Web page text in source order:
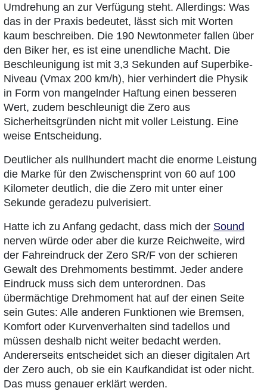
Umdrehung an zur Verfügung steht. Allerdings: Was
das in der Praxis bedeutet, lässt sich mit Worten
kaum beschreiben. Die 190 Newtonmeter fallen über
den Biker her, es ist eine unendliche Macht. Die
Beschleunigung ist mit 3,3 Sekunden auf Superbike-
Niveau (Vmax 200 km/h), hier verhindert die Physik
in Form von mangelnder Haftung einen besseren
Wert, zudem beschleunigt die Zero aus
Sicherheitsgründen nicht mit voller Leistung. Eine
weise Entscheidung.
Deutlicher als nullhundert macht die enorme Leistung
die Marke für den Zwischensprint von 60 auf 100
Kilometer deutlich, die die Zero mit unter einer
Sekunde geradezu pulverisiert.
Hatte ich zu Anfang gedacht, dass mich der Sound
nerven würde oder aber die kurze Reichweite, wird
der Fahreindruck der Zero SR/F von der schieren
Gewalt des Drehmoments bestimmt. Jeder andere
Eindruck muss sich dem unterordnen. Das
übermächtige Drehmoment hat auf der einen Seite
sein Gutes: Alle anderen Funktionen wie Bremsen,
Komfort oder Kurvenverhalten sind tadellos und
müssen deshalb nicht weiter bedacht werden.
Andererseits entscheidet sich an dieser digitalen Art
der Zero auch, ob sie ein Kaufkandidat ist oder nicht.
Das muss genauer erklärt werden.